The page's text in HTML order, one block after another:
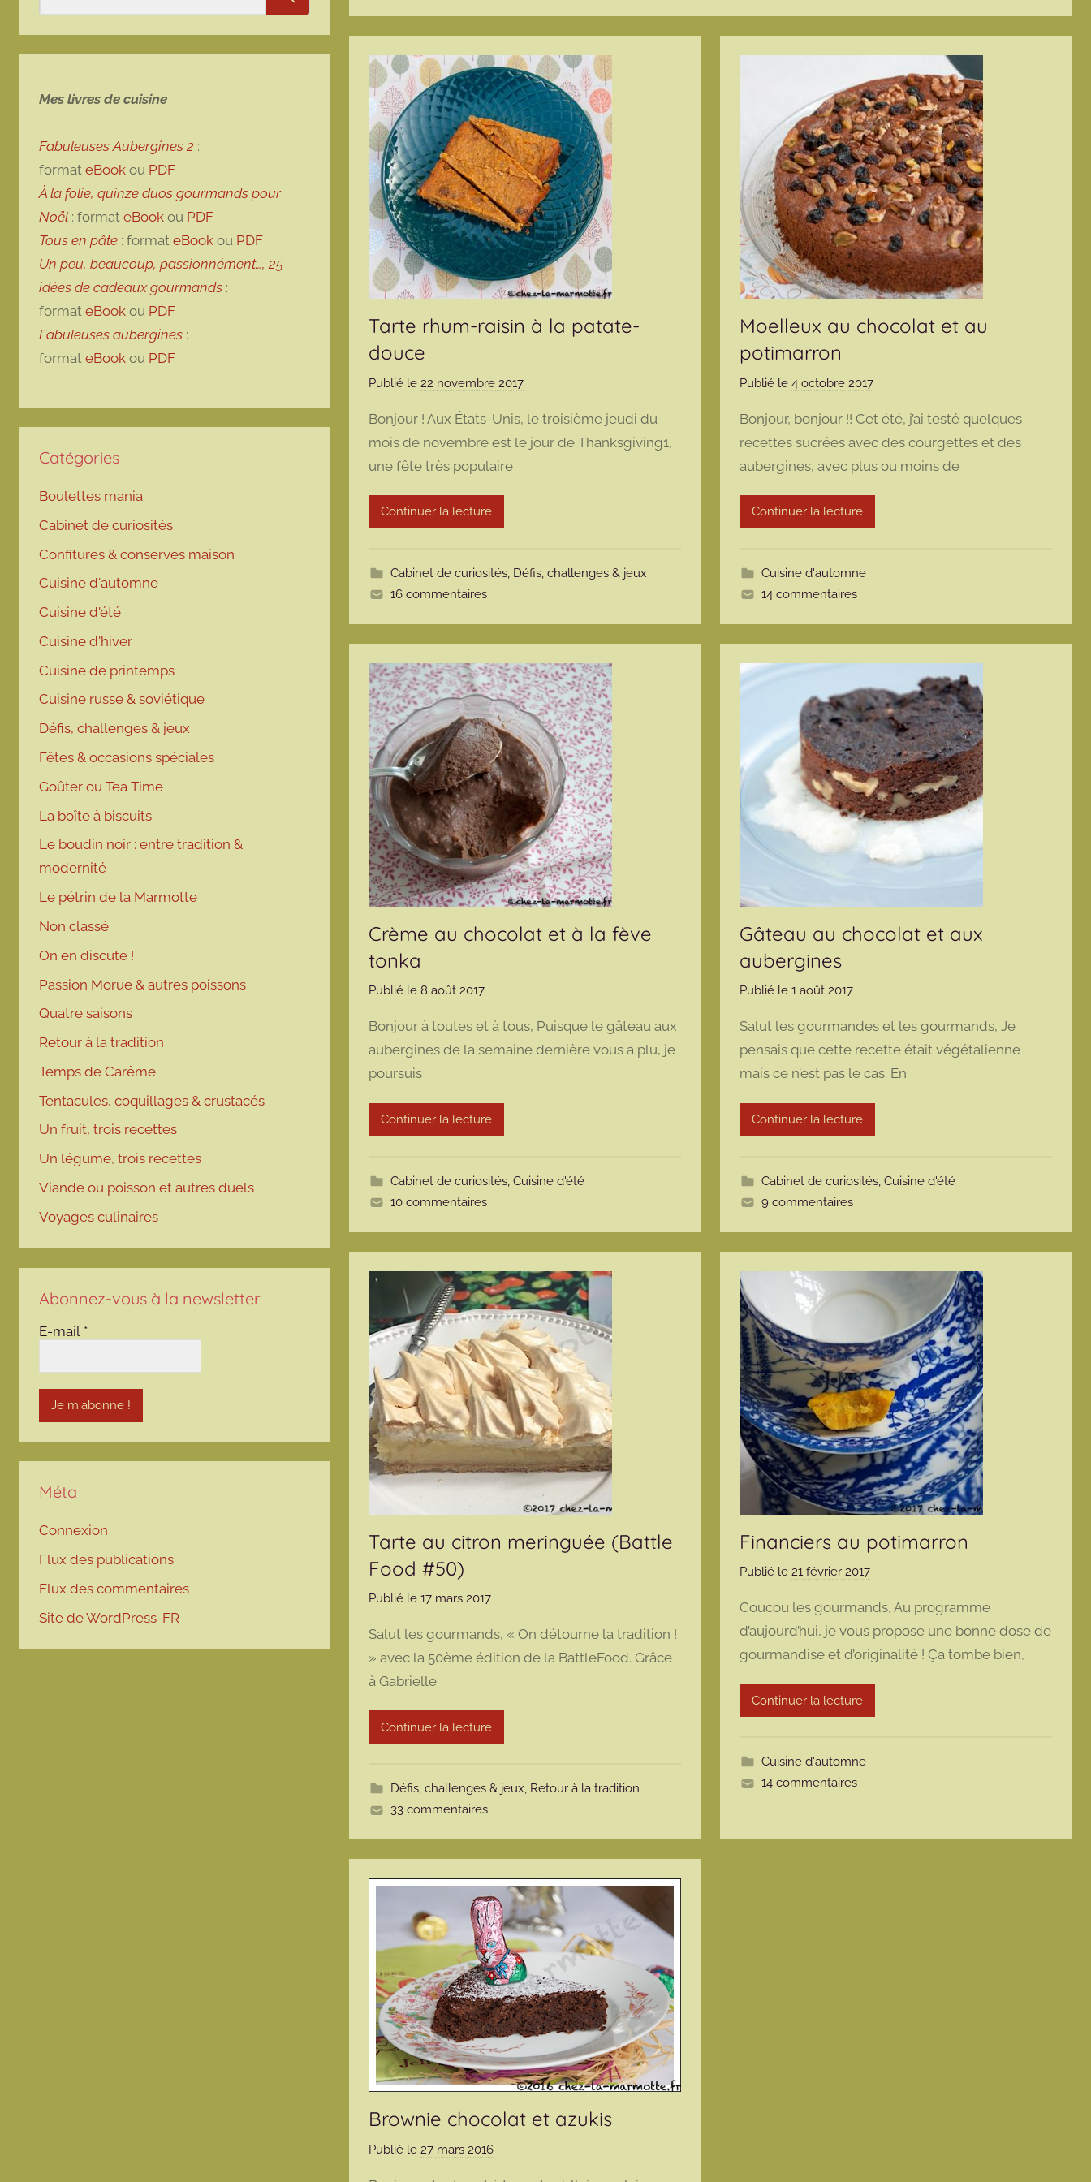
Tarte rhum-raisin à la patate-
douce
Publié le 22 novembre 2017p
m
t
Bonjour ! Aux États-Unis, le troisième jeudi du
mois de novembre est le jour de Thanksgiving1,
une fête très populaire
Continuer la lecture
Cabinet de curiosités, Défis, challenges & jeux
16 commentaires
Moelleux au chocolat et au
potimarron
Publié le 4 octobre 2017p
r
m
a
o
Bonjour, bonjour !! Cet été, j’ai testé quelques
recettes sucrées avec des courgettes et des
aubergines, avec plus ou moins de
Continuer la lecture
Cuisine d'automne
14 commentaires
Crème au chocolat et à la fève
tonka
Publié le 8 août 2017p
r
m
m
o
t
e
Bonjour à toutes et à tous, Puisque le gâteau aux
aubergines de la semaine dernière vous a plu, je
poursuis
Continuer la lecture
Cabinet de curiosités ,Cuisine d'été
10 commentaires
Gâteau au chocolat et aux
aubergines
Publié le 1 août 2017p
r
m
a
m
o
t
e
Salut les gourmandes et les gourmands, Je
pensais que cette recette était végétalienne
mais ce n’est pas le cas. En
Continuer la lecture
Cabinet de curiosités ,Cuisine d'été
9 commentaires
Tarte au citron meringuée (Battle
Food #50)
Publié le 17 mars 2017p
r
m
m
o
t
Salut les gourmands, « On détourne la tradition !
» avec la 50ème édition de la BattleFood. Grâce
à Gabrielle
Continuer la lecture
Défis, challenges & jeux, Retour à la tradition
33 commentaires
Financiers au potimarron
Publié le 21 février 2017p
r
m
a
o
Coucou les gourmands, Au programme
d’aujourd’hui, je vous propose une bonne dose de
gourmandise et d’originalité ! Ça tombe bien,
Continuer la lecture
Cuisine d'automne
14 commentaires
Brownie chocolat et azukis
Publié le 27 mars 2016p
Rechercher
Mes livres de cuisine
Fabuleuses Aubergines 2 :
format eBook ou PDF
À la folie, quinze duos gourmands pour
Noël : format eBook ou PDF
Tous en pâte : format eBook ou PDF
Un peu, beaucoup, passionnément…, 25
idées de cadeaux gourmands :
format eBook ou PDF
Fabuleuses aubergines :
format eBook ou PDF
Catégories
Boulettes mania
Cabinet de curiosités
Confitures & conserves maison
Cuisine d'automne
Cuisine d'été
Cuisine d'hiver
Cuisine de printemps
Cuisine russe & soviétique
Défis, challenges & jeux
Fêtes & occasions spéciales
Goûter ou Tea Time
La boîte à biscuits
Le boudin noir : entre tradition &
modernité
Le pétrin de la Marmotte
Non classé
On en discute !
Passion Morue & autres poissons
Quatre saisons
Retour à la tradition
Temps de Carême
Tentacules, coquillages & crustacés
Un fruit, trois recettes
Un légume, trois recettes
Viande ou poisson et autres duels
Voyages culinaires
Abonnez-vous à la newsletter
E-mail *
Méta
Connexion
Flux des publications
Flux des commentaires
Site de WordPress-FR